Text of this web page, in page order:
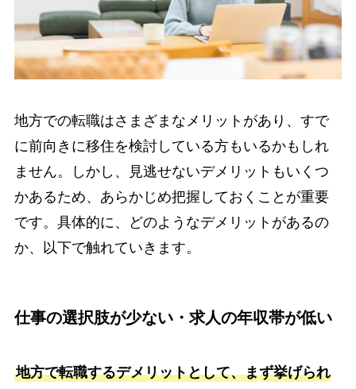
地方での転職はさまざまなメリットがあり、すで
に前向きに移住を検討している方もいるかもしれ
ません。しかし、見逃せないデメリットもいくつ
かあるため、あらかじめ把握しておくことが重要
です。具体的に、どのようなデメリットがあるの
か、以下で触れていきます。
仕事の選択肢が少ない・求人の年収帯が低い
地方で転職するデメリットとして、まず挙げられ